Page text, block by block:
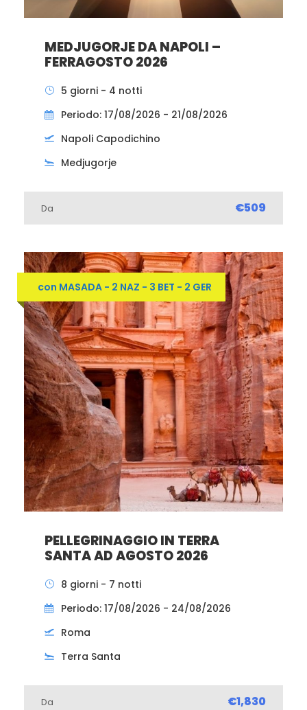
MEDJUGORJE DA NAPOLI –
FERRAGOSTO 2026
5 giorni - 4 notti
Periodo: 17/08/2026 - 21/08/2026
Napoli Capodichino
Medjugorje
Da €509
con MASADA - 2 NAZ - 3 BET - 2 GER
PELLEGRINAGGIO IN TERRA
SANTA AD AGOSTO 2026
8 giorni - 7 notti
Periodo: 17/08/2026 - 24/08/2026
Roma
Terra Santa
Da €1,830